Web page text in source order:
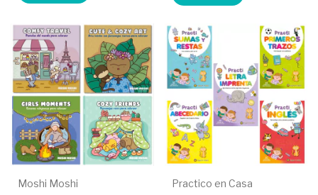
Moshi Moshi Practico en Casa